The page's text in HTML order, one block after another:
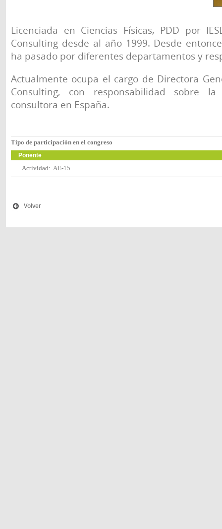
Licenciada en Ciencias Físicas, PDD por
Consulting desde al año 1999. Desde
ha pasado por diferentes departamentos y
Actualmente ocupa el cargo de Directora
Consulting, con responsabilidad sobre
consultora en España.
Tipo de participación en el congreso
Ponente
Actividad: AE-15
Volver